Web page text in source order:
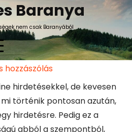
Baranya
nem csak Baranyából
hirdetésre
hozzászólás
hirdetésekkel, de kevesen
történik pontosan azután,
hirdetésre. Pedig ez a
abból a szempontból,